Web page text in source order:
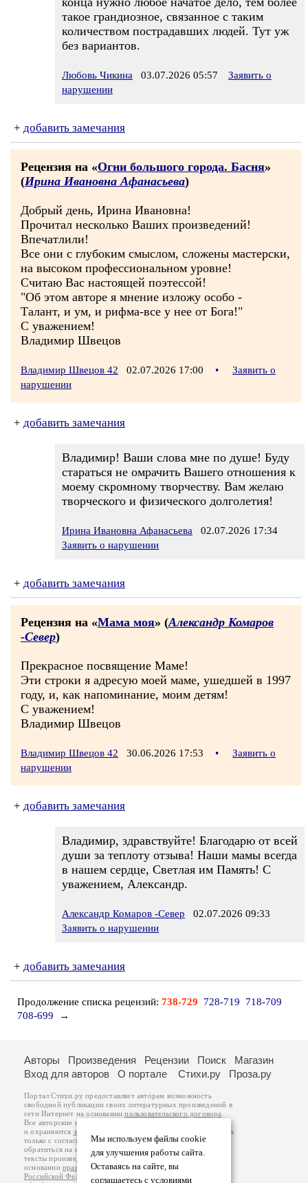
такое грандиозное, связанное с таким
количеством пострадавших людей. Тут уж
без вариантов.
Любовь Чикина 03.07.2026 05:57
Заявить о
нарушении
+ добавить замечания
Рецензия на «Огни большого города. Басня»
(Ирина Ивановна Афанасьева)
Добрый день, Ирина Ивановна!
Прочитал несколько Ваших произведений!
Впечатлили!
Все они с глубоким смыслом, сложены мастерски,
на высоком профессиональном уровне!
Считаю Вас настоящей поэтессой!
"Об этом авторе я мнение изложу особо -
Талант, и ум, и рифма-все у нее от Бога!"
С уважением!
Владимир Швецов
Владимир Швецов 42 02.07.2026 17:00 •
Заявить о
нарушении
+ добавить замечания
Владимир! Ваши слова мне по душе! Буду
стараться не омрачить Вашего отношения к
моему скромному творчеству. Вам желаю
творческого и физического долголетия!
Ирина Ивановна Афанасьева 02.07.2026 17:34
Заявить о нарушении
+ добавить замечания
Рецензия на «Мама моя» (Александр Комаров
-Север)
Прекрасное посвящение Маме!
Эти строки я адресую моей маме, ушедшей в 1997
году, и, как напоминание, моим детям!
С уважением!
Владимир Швецов
Владимир Швецов 42 30.06.2026 17:53 •
Заявить о
нарушении
+ добавить замечания
Владимир, здравствуйте! Благодарю от всей
души за теплоту отзыва! Наши мамы всегда
в нашем сердце, Светлая им Память! С
уважением, Александр.
Александр Комаров -Север 02.07.2026 09:33
Заявить о нарушении
+ добавить замечания
Продолжение списка рецензий: 738-729 728-719
718-709
708-699
→
Мы используем файлы cookie
для улучшения работы сайта.
Оставаясь на сайте, вы
соглашаетесь с условиями
Авторы Произведения Рецензии Поиск
Магазин
Вход для авторов
О портале Стихи.ру Проза.ру
Портал Стихи.ру предоставляет авторам возможность
свободной публикации своих литературных произведений в
сети Интернет на основаниипользовательского договора
Все авторские права на произведения принадлежат авторам
и охраняются законом
. Перепечатка произведений возможна
только с согласия его автора, к которому вы можете
обратиться на его авторской странице. Ответственность за
тексты произведений авторы несут самостоятельно на
основанииправил публикацииизаконодательства
Российской Федерации